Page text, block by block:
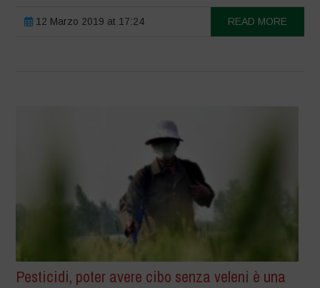
12 Marzo 2019 at 17:24 READ MORE
Pesticidi, poter avere cibo senza veleni è una